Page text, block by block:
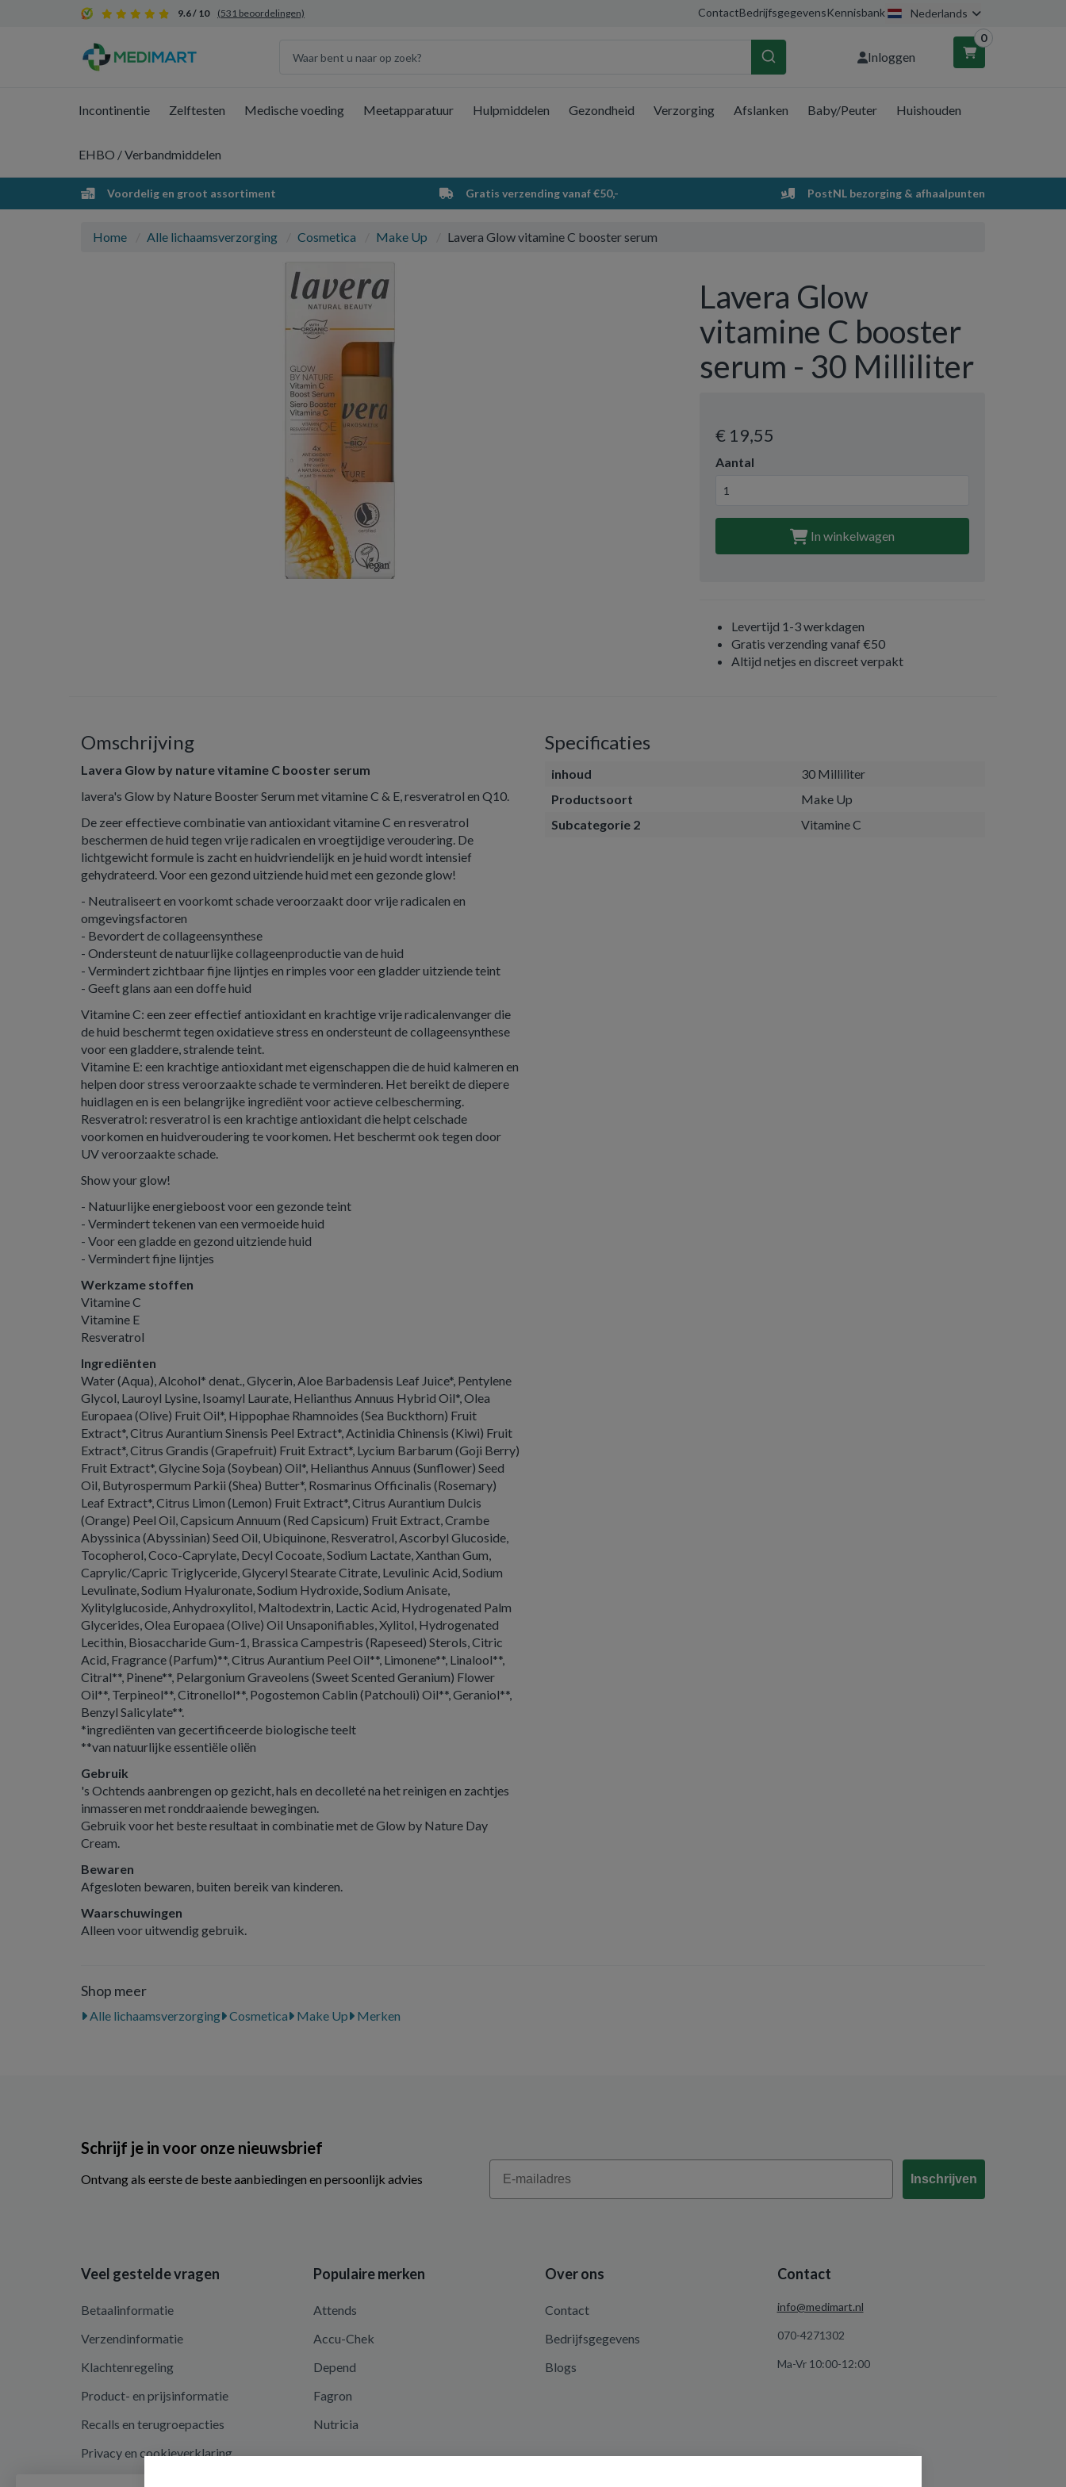
9.6 / 10 (531 beoordelingen) ContactBedrijfsgegevensKennisbank Nederlands
Inloggen
0
Winkelwagen
Uw winkelwagen is leeg.
Vul hem met producten.
Incontinentie Zelftesten Medische voeding Meetapparatuur Hulpmiddelen Gezondheid Verzorging Afslanken Baby/Peuter Huishouden
EHBO / Verbandmiddelen
Voordelig en groot assortiment Gratis verzending vanaf €50,- PostNL bezorging & afhaalpunten
Home Alle lichaamsverzorging Cosmetica Make Up Lavera Glow vitamine C booster serum
Lavera Glow
vitamine C booster
serum - 30 Milliliter
€ 19,55
Aantal
In winkelwagen
Levertijd 1-3 werkdagen
Gratis verzending vanaf €50
Altijd netjes en discreet verpakt
Omschrijving
Lavera Glow by nature vitamine C booster serum
lavera's Glow by Nature Booster Serum met vitamine C & E, resveratrol en Q10.
De zeer effectieve combinatie van antioxidant vitamine C en resveratrol
beschermen de huid tegen vrije radicalen en vroegtijdige veroudering. De
lichtgewicht formule is zacht en huidvriendelijk en je huid wordt intensief
gehydrateerd. Voor een gezond uitziende huid met een gezonde glow!
- Neutraliseert en voorkomt schade veroorzaakt door vrije radicalen en
omgevingsfactoren
- Bevordert de collageensynthese
- Ondersteunt de natuurlijke collageenproductie van de huid
- Vermindert zichtbaar fijne lijntjes en rimples voor een gladder uitziende teint
- Geeft glans aan een doffe huid
Vitamine C: een zeer effectief antioxidant en krachtige vrije radicalenvanger die
de huid beschermt tegen oxidatieve stress en ondersteunt de collageensynthese
voor een gladdere, stralende teint.
Vitamine E: een krachtige antioxidant met eigenschappen die de huid kalmeren en
helpen door stress veroorzaakte schade te verminderen. Het bereikt de diepere
huidlagen en is een belangrijke ingrediënt voor actieve celbescherming.
Resveratrol: resveratrol is een krachtige antioxidant die helpt celschade
voorkomen en huidveroudering te voorkomen. Het beschermt ook tegen door
UV veroorzaakte schade.
Show your glow!
- Natuurlijke energieboost voor een gezonde teint
- Vermindert tekenen van een vermoeide huid
- Voor een gladde en gezond uitziende huid
- Vermindert fijne lijntjes
Werkzame stoffen
Vitamine C
Vitamine E
Resveratrol
Ingrediënten
Water (Aqua), Alcohol* denat., Glycerin, Aloe Barbadensis Leaf Juice*, Pentylene
Glycol, Lauroyl Lysine, Isoamyl Laurate, Helianthus Annuus Hybrid Oil*, Olea
Europaea (Olive) Fruit Oil*, Hippophae Rhamnoides (Sea Buckthorn) Fruit
Extract*, Citrus Aurantium Sinensis Peel Extract*, Actinidia Chinensis (Kiwi) Fruit
Extract*, Citrus Grandis (Grapefruit) Fruit Extract*, Lycium Barbarum (Goji Berry)
Fruit Extract*, Glycine Soja (Soybean) Oil*, Helianthus Annuus (Sunflower) Seed
Oil, Butyrospermum Parkii (Shea) Butter*, Rosmarinus Officinalis (Rosemary)
Leaf Extract*, Citrus Limon (Lemon) Fruit Extract*, Citrus Aurantium Dulcis
(Orange) Peel Oil, Capsicum Annuum (Red Capsicum) Fruit Extract, Crambe
Abyssinica (Abyssinian) Seed Oil, Ubiquinone, Resveratrol, Ascorbyl Glucoside,
Tocopherol, Coco-Caprylate, Decyl Cocoate, Sodium Lactate, Xanthan Gum,
Caprylic/Capric Triglyceride, Glyceryl Stearate Citrate, Levulinic Acid, Sodium
Levulinate, Sodium Hyaluronate, Sodium Hydroxide, Sodium Anisate,
Xylitylglucoside, Anhydroxylitol, Maltodextrin, Lactic Acid, Hydrogenated Palm
Glycerides, Olea Europaea (Olive) Oil Unsaponifiables, Xylitol, Hydrogenated
Lecithin, Biosaccharide Gum-1, Brassica Campestris (Rapeseed) Sterols, Citric
Acid, Fragrance (Parfum)**, Citrus Aurantium Peel Oil**, Limonene**, Linalool**,
Citral**, Pinene**, Pelargonium Graveolens (Sweet Scented Geranium) Flower
Oil**, Terpineol**, Citronellol**, Pogostemon Cablin (Patchouli) Oil**, Geraniol**,
Benzyl Salicylate**.
*ingrediënten van gecertificeerde biologische teelt
**van natuurlijke essentiële oliën
Gebruik
's Ochtends aanbrengen op gezicht, hals en decolleté na het reinigen en zachtjes
inmasseren met ronddraaiende bewegingen.
Gebruik voor het beste resultaat in combinatie met de Glow by Nature Day
Cream.
Bewaren
Afgesloten bewaren, buiten bereik van kinderen.
Waarschuwingen
Alleen voor uitwendig gebruik.
Specificaties
inhoud
30 Milliliter
Productsoort
Make Up
Subcategorie 2
Vitamine C
Shop meer
Alle lichaamsverzorging Cosmetica Make Up Merken
Schrijf je in voor onze nieuwsbrief
Ontvang als eerste de beste aanbiedingen en persoonlijk advies
Email
Inschrijven
Veel gestelde vragen
Betaalinformatie
Verzendinformatie
Klachtenregeling
Product- en prijsinformatie
Recalls en terugroepacties
Privacy en cookieverklaring
Populaire merken
Attends
Accu-Chek
Depend
Fagron
Nutricia
Over ons
Contact
Bedrijfsgegevens
Blogs
Contact
info@medimart.nl
070-4271302
Ma-Vr 10:00-12:00